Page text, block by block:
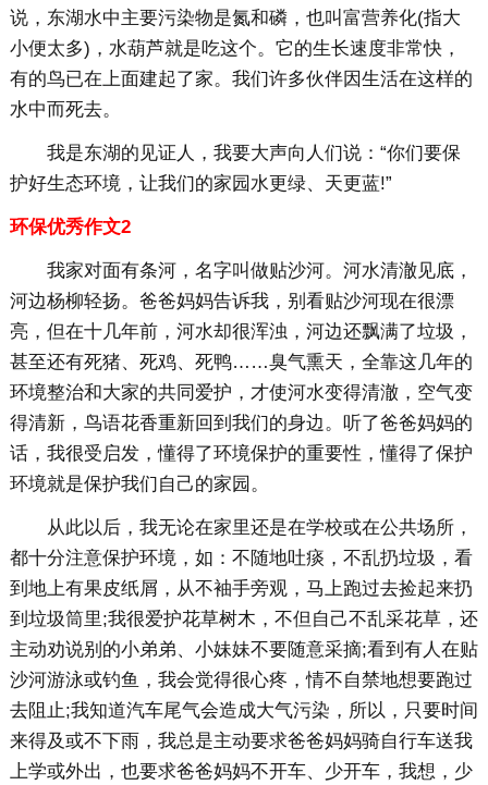
说，东湖水中主要污染物是氮和磷，也叫富营养化(指大
小便太多)，水葫芦就是吃这个。它的生长速度非常快，
有的鸟已在上面建起了家。我们许多伙伴因生活在这样的
水中而死去。
我是东湖的见证人，我要大声向人们说：“你们要保
护好生态环境，让我们的家园水更绿、天更蓝!”
环保优秀作文2
我家对面有条河，名字叫做贴沙河。河水清澈见底，
河边杨柳轻扬。爸爸妈妈告诉我，别看贴沙河现在很漂
亮，但在十几年前，河水却很浑浊，河边还飘满了垃圾，
甚至还有死猪、死鸡、死鸭……臭气熏天，全靠这几年的
环境整治和大家的共同爱护，才使河水变得清澈，空气变
得清新，鸟语花香重新回到我们的身边。听了爸爸妈妈的
话，我很受启发，懂得了环境保护的重要性，懂得了保护
环境就是保护我们自己的家园。
从此以后，我无论在家里还是在学校或在公共场所，
都十分注意保护环境，如：不随地吐痰，不乱扔垃圾，看
到地上有果皮纸屑，从不袖手旁观，马上跑过去捡起来扔
到垃圾筒里;我很爱护花草树木，不但自己不乱采花草，还
主动劝说别的小弟弟、小妹妹不要随意采摘;看到有人在贴
沙河游泳或钓鱼，我会觉得很心疼，情不自禁地想要跑过
去阻止;我知道汽车尾气会造成大气污染，所以，只要时间
来得及或不下雨，我总是主动要求爸爸妈妈骑自行车送我
上学或外出，也要求爸爸妈妈不开车、少开车，我想，少